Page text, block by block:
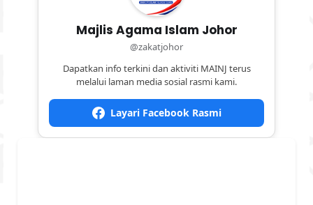
Majlis Agama Islam Johor
@zakatjohor
Dapatkan info terkini dan aktiviti MAINJ terus
melalui laman media sosial rasmi kami.
Layari Facebook Rasmi